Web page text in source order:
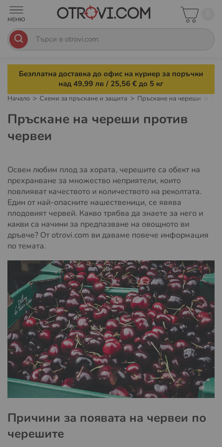
Безплатна доставка до офис на куриер за поръчки
над 49,99 лв / 25,56 € до 5 кг
Начало Схеми за пръскане и защита Пръскане на череши
Пръскане на череши против
червеи
Освен любим плод за хората, черешите са обект на
прехранване за множество неприятели, които
повлияват качеството и количеството на реколтата.
Един от най-опасните нашественици, се явява
плодовият червей. Какво трябва да знаете за него и
какви са начини за предпазване на овощното ви
дръвче? От otrovi.com ви даваме повече информация
по темата.
Причини за появата на червеи по
черешите